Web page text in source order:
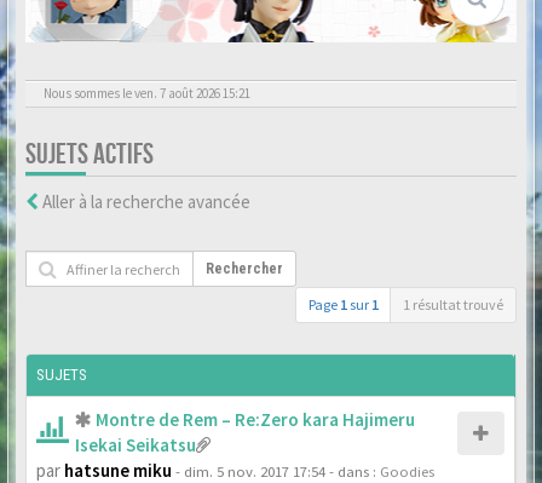
Nous sommes le ven. 7 août 2026 15:21
SUJETS ACTIFS
Aller à la recherche avancée
Rechercher
Page 1 sur 1 1 résultat trouvé
SUJETS
Montre de Rem – Re:Zero kara Hajimeru
Isekai Seikatsu
par hatsune miku - dim. 5 nov. 2017 17:54- dans : Goodies